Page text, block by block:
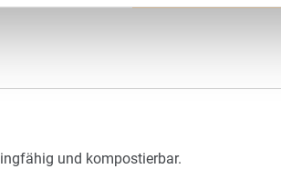
und kompostierbar.